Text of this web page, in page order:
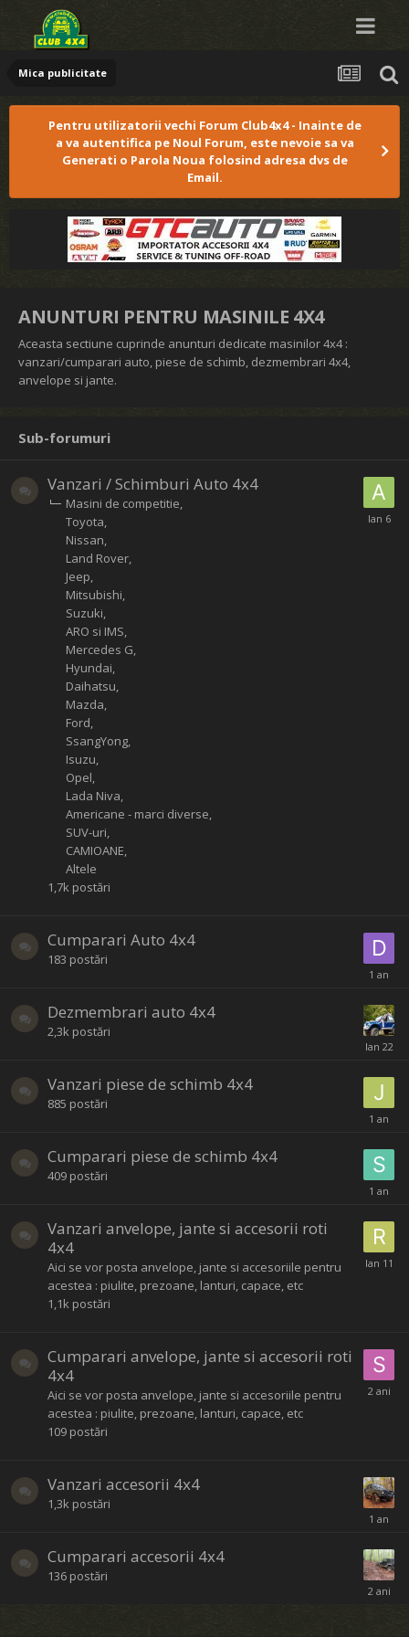
Mica publicitate
Pentru utilizatorii vechi Forum Club4x4 - Inainte de
a va autentifica pe Noul Forum, este nevoie sa va
Generati o Parola Noua folosind adresa dvs de
Email.
ANUNTURI PENTRU MASINILE 4X4
Aceasta sectiune cuprinde anunturi dedicate masinilor 4x4 :
vanzari/cumparari auto, piese de schimb, dezmembrari 4x4,
anvelope si jante.
Sub-forumuri
Vanzari / Schimburi Auto 4x4
Masini de competitie
Toyota
Nissan
Land Rover
Jeep
Mitsubishi
Suzuki
ARO si IMS
Mercedes G
Hyundai
Daihatsu
Mazda
Ford
SsangYong
Isuzu
Opel
Lada Niva
Americane - marci diverse
SUV-uri
CAMIOANE
Altele
1,7k postări
Cumparari Auto 4x4
183 postări
Dezmembrari auto 4x4
2,3k postări
Vanzari piese de schimb 4x4
885 postări
Cumparari piese de schimb 4x4
409 postări
Vanzari anvelope, jante si accesorii roti
4x4
Aici se vor posta anvelope, jante si accesoriile pentru
acestea : piulite, prezoane, lanturi, capace, etc
1,1k postări
Cumparari anvelope, jante si accesorii roti
4x4
Aici se vor posta anvelope, jante si accesoriile pentru
acestea : piulite, prezoane, lanturi, capace, etc
109 postări
Vanzari accesorii 4x4
1,3k postări
Cumparari accesorii 4x4
136 postări